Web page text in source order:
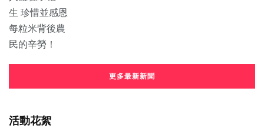
更多最新新聞
活動花絮